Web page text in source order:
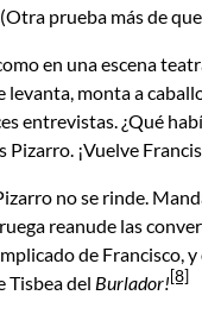
prueba más de
en una escena
levanta, monta a
entrevistas. ¿Qué
Pizarro. ¡Vuelve
no se rinde.
reanude las
de Francisco, y
Tisbea del Burlador![8]